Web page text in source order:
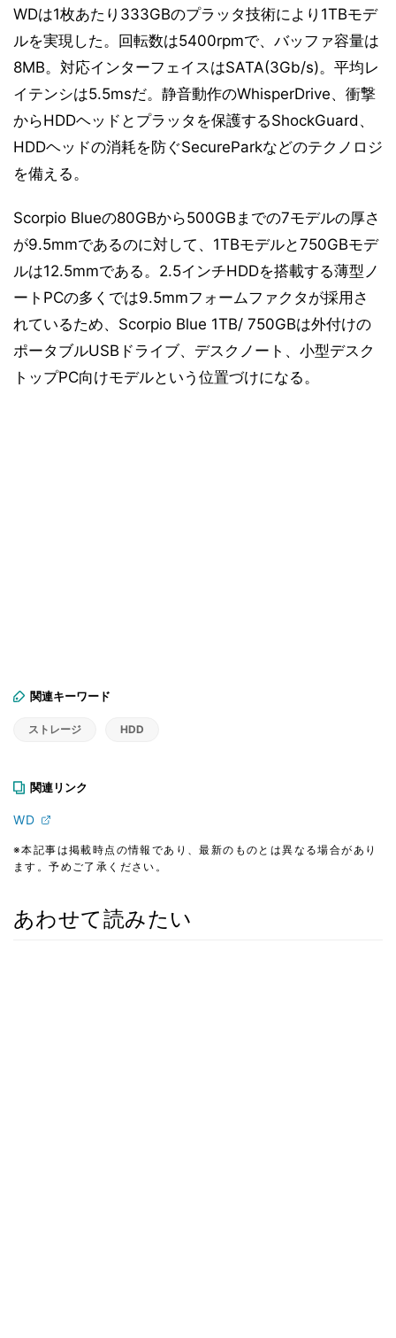
WDは1枚あたり333GBのプラッタ技術により1TBモデ
ルを実現した。回転数は5400rpmで、バッファ容量は
8MB。対応インターフェイスはSATA(3Gb/s)。平均レ
イテンシは5.5msだ。静音動作のWhisperDrive、衝撃
からHDDヘッドとプラッタを保護するShockGuard、
HDDヘッドの消耗を防ぐSecureParkなどのテクノロジ
を備える。
Scorpio Blueの80GBから500GBまでの7モデルの厚さ
が9.5mmであるのに対して、1TBモデルと750GBモデ
ルは12.5mmである。2.5インチHDDを搭載する薄型ノ
ートPCの多くでは9.5mmフォームファクタが採用さ
れているため、Scorpio Blue 1TB/ 750GBは外付けの
ポータブルUSBドライブ、デスクノート、小型デスク
トップPC向けモデルという位置づけになる。
関連キーワード
ストレージ HDD
関連リンク
WD
※本記事は掲載時点の情報であり、最新のものとは異なる場合があり
ます。予めご了承ください。
あわせて読みたい